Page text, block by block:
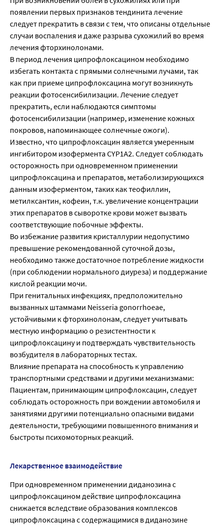
появлении первых признаков тендинита лечение
следует прекратить в связи с тем, что описаны отдельные
случаи воспаления и даже разрыва сухожилий во время
лечения фторхинолонами.
В период лечения ципрофлоксацином необходимо
избегать контакта с прямыми солнечными лучами, так
как при приеме ципрофлоксацина могут возникнуть
реакции фотосенсибилизации. Лечение следует
прекратить, если наблюдаются симптомы
фотосенсибилизации (например, изменение кожных
покровов, напоминающее солнечные ожоги).
Известно, что ципрофлоксацин является умеренным
ингибитором изофермента CYP1A2. Следует соблюдать
осторожность при одновременном применении
ципрофлоксацина и препаратов, метаболизирующихся
данным изоферментом, таких как теофиллин,
метилксантин, кофеин, т.к. увеличение концентрации
этих препаратов в сыворотке крови может вызвать
соответствующие побочные эффекты.
Во избежание развития кристаллурии недопустимо
превышение рекомендованной суточной дозы,
необходимо также достаточное потребление жидкости
(при соблюдении нормального диуреза) и поддержание
кислой реакции мочи.
При генитальных инфекциях, предположительно
вызванных штаммами Neisseria gonorrhoeae,
устойчивыми к фторхинолонам, следует учитывать
местную информацию о резистентности к
ципрофлоксацину и подтверждать чувствительность
возбудителя в лабораторных тестах.
Влияние препарата на способность к управлению
транспортными средствами и другими механизмами:
Пациентам, принимающим ципрофлоксацин, следует
соблюдать осторожность при вождении автомобиля и
занятиями другими потенциально опасными видами
деятельности, требующими повышенного внимания и
быстроты психомоторных реакций.
Лекарственное взаимодействие
При одновременном применении диданозина с
ципрофлоксацином действие ципрофлоксацина
снижается вследствие образования комплексов
ципрофлоксацина с содержащимися в диданозине